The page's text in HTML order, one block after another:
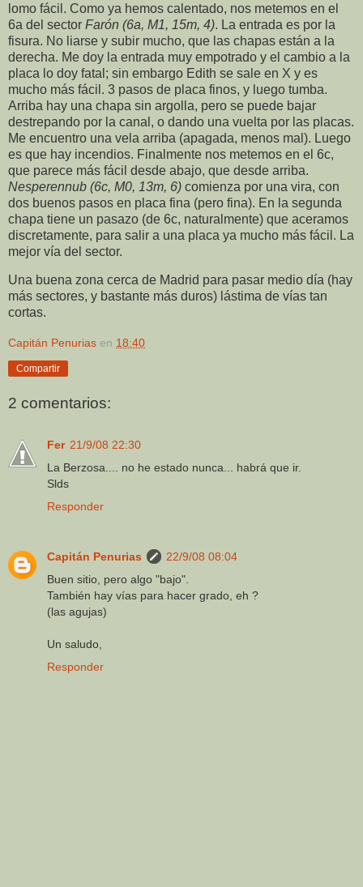
lomo fácil. Como ya hemos calentado, nos metemos en el
6a del sector Farón (6a, M1, 15m, 4). La entrada es por la
fisura. No liarse y subir mucho, que las chapas están a la
derecha. Me doy la entrada muy empotrado y el cambio a la
placa lo doy fatal; sin embargo Edith se sale en X y es
mucho más fácil. 3 pasos de placa finos, y luego tumba.
Arriba hay una chapa sin argolla, pero se puede bajar
destrepando por la canal, o dando una vuelta por las placas.
Me encuentro una vela arriba (apagada, menos mal). Luego
es que hay incendios. Finalmente nos metemos en el 6c,
que parece más fácil desde abajo, que desde arriba.
Nesperennub (6c, M0, 13m, 6) comienza por una vira, con
dos buenos pasos en placa fina (pero fina). En la segunda
chapa tiene un pasazo (de 6c, naturalmente) que aceramos
discretamente, para salir a una placa ya mucho más fácil. La
mejor vía del sector.
Una buena zona cerca de Madrid para pasar medio día (hay
más sectores, y bastante más duros) lástima de vías tan
cortas.
Capitán Penurias en 18:40
Compartir
2 comentarios:
Fer 21/9/08 22:30
La Berzosa.... no he estado nunca... habrá que ir.
Slds
Responder
Capitán Penurias
22/9/08 08:04
Buen sitio, pero algo "bajo".
También hay vías para hacer grado, eh ?
(las agujas)
Un saludo,
Responder